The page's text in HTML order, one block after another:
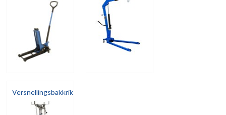
Versnellingsbakkrik